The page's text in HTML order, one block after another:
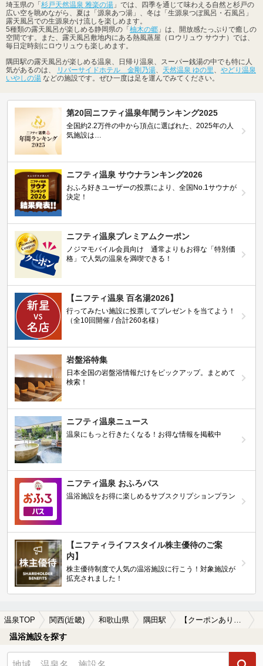
埼玉県の「 杉戸天然温泉 雅楽の湯 」では、四季を通じて味わえる自然と杉戸の
広い空を眺めながら、夏は「源泉あつ湯」、冬は「生源泉つぼ風呂・石風呂」
露天風呂での生源泉かけ流しを楽しめます。
5種類の露天風呂が楽しめる静岡県の「 柚木の郷 」は、開放感たっぷりで癒しの
空間です。また、露天風呂敷地内にある熱風蒸屋（ロウリュウ サウナ）では、
毎日定時刻にロウリュウも楽しめます。
隅田駅の露天風呂が楽しめる温泉、日帰り温泉、スーパー銭湯の中でも特に人
気があるのは、
リバーサイドホテル 金剛乃湯、 天然温泉 ゆの里、 やどり温泉
いやしの湯 などの施設です。ぜひ一度は足を運んでみてください。
第20回ニフティ温泉年間ランキング2025
全国約2.2万件の中から頂点に選ばれた、2025年の人
気施設は…
ニフティ温泉 サウナランキング2026
おふろ好きユーザーの投票により、全国No.1サウナが
決定！
ニフティ温泉プレミアムクーポン
ノジマモバイル会員向け 通常よりもお得な「特別価
格」で人気の温泉を満喫できる！
【ニフティ温泉 百名湯2026】
行ってみたい施設に投票してプレゼントを当てよう！
（全10回開催 / 合計260名様）
岩盤浴特集
日本全国の岩盤浴情報だけをピックアップ。まとめて
検索！
ニフティ温泉ニュース
温泉にもっと行きたくなる！お得な情報を掲載中
ニフティ温泉 おふろパス
温浴施設をお得に楽しめるサブスクリプションプラン
【ニフティライフスタイル株主優待のご案
内】
株主優待制度で人気の温浴施設に行こう！対象施設が
拡充されました！
温泉TOP 関西(近畿) 和歌山県 隅田駅
温浴施設を探す